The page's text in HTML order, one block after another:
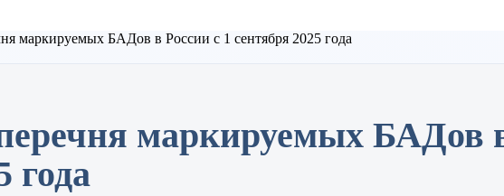
маркируемых БАДов в России с 1 сентября 2025 года
маркируемых БАДов
года